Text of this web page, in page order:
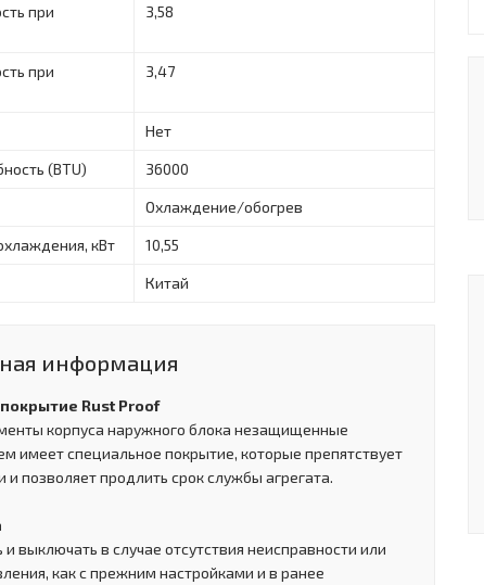
при
3,58
при
3,47
Нет
(BTU) 36000
Охлаждение/обогрев
кВт 10,55
Китай
информация
Rust Proof
корпуса наружного блока незащищенные
имеет специальное покрытие, которые препятствует
позволяет продлить срок службы агрегата.
выключать в случае отсутствия неисправности или
как с прежним настройками и в ранее